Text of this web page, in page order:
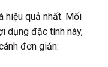
hiệu quả nhất. Mối
dụng đặc tính này,
đơn giản: